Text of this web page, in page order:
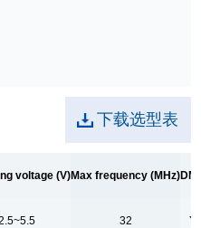
下载选型表
voltage (V)Max frequency (MHz)
32 Y